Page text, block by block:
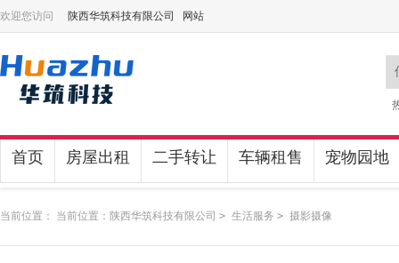
欢迎您访问 陕西华筑科技有限公司 网站
首页 房屋出租 二手转让 车辆租售 宠物园地
当前位置： 当前位置： 陕西华筑科技有限公司 > 生活服务 > 摄影摄像